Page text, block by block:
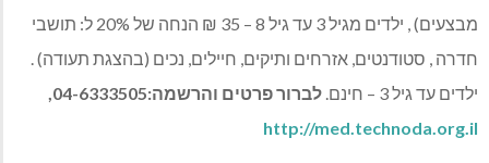
מבצעים) , ילדים מגיל 3 עד גיל 8 – 35 ₪ הנחה של 20% ל: תושבי
חדרה , סטודנטים, אזרחים ותיקים, חיילים, נכים (בהצגת תעודה) .
ילדים עד גיל 3 – חינם.
לברור פרטים והרשמה:04-6333505,
http://med.technoda.org.il